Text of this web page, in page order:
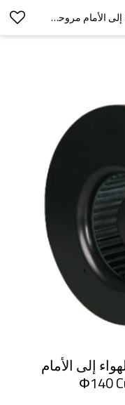
منخفضة الضوضاء عالية تدفق الهواء إلى الأمام مروحة الطرد المركزي Φ140 CUSTOME
إلى الأمام